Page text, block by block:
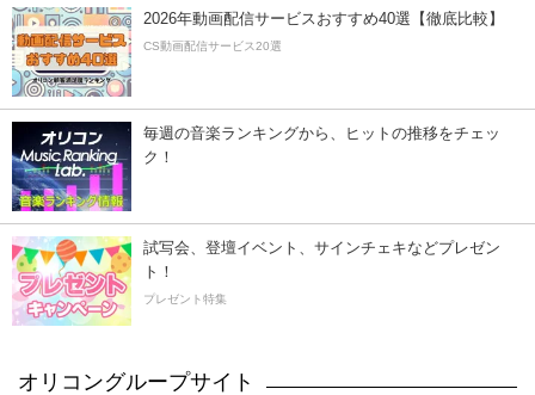
2026年動画配信サービスおすすめ40選【徹底比較】
CS動画配信サービス20選
毎週の音楽ランキングから、ヒットの推移をチェッ
ク！
試写会、登壇イベント、サインチェキなどプレゼン
ト！
プレゼント特集
オリコングループサイト